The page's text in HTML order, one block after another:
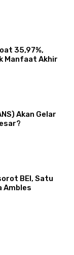
35,97%,
Manfaat Akhir
Akan Gelar
BEI, Satu
Ambles